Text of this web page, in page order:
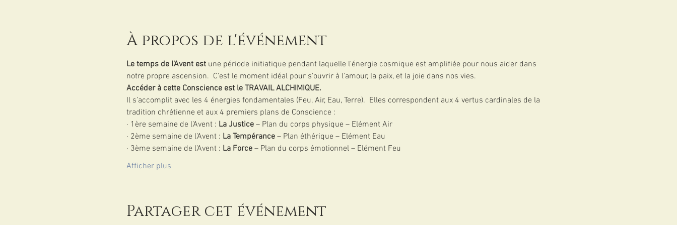
À propos de l'événement
Le temps de l'Avent est une période initiatique pendant laquelle l'énergie cosmique est amplifiée pour nous aider dans
notre propre ascension.  C'est le moment idéal pour s'ouvrir à l'amour, la paix, et la joie dans nos vies.
Accéder à cette Conscience est le TRAVAIL ALCHIMIQUE.
Il s’accomplit avec les 4 énergies fondamentales (Feu, Air, Eau, Terre).  Elles correspondent aux 4 vertus cardinales de la
tradition chrétienne et aux 4 premiers plans de Conscience :
· 1ère semaine de l’Avent : La Justice – Plan du corps physique – Elément Air
· 2ème semaine de l’Avent : La Tempérance – Plan éthérique – Elément Eau
· 3ème semaine de l’Avent : La Force – Plan du corps émotionnel – Elément Feu
Afficher plus
Partager cet événement